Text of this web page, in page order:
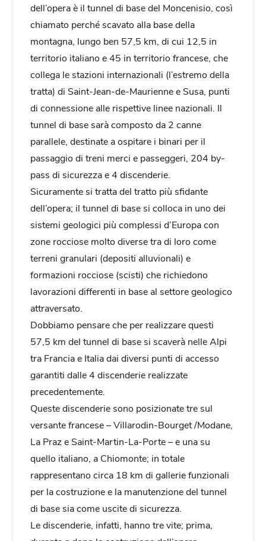
dell’opera è il tunnel di base del Moncenisio, così
chiamato perché scavato alla base della
montagna, lungo ben 57,5 km, di cui 12,5 in
territorio italiano e 45 in territorio francese, che
collega le stazioni internazionali (l’estremo della
tratta) di Saint-Jean-de-Maurienne e Susa, punti
di connessione alle rispettive linee nazionali. Il
tunnel di base sarà composto da 2 canne
parallele, destinate a ospitare i binari per il
passaggio di treni merci e passeggeri, 204 by-
pass di sicurezza e 4 discenderie.
Sicuramente si tratta del tratto più sfidante
dell’opera; il tunnel di base si colloca in uno dei
sistemi geologici più complessi d’Europa con
zone rocciose molto diverse tra di loro come
terreni granulari (depositi alluvionali) e
formazioni rocciose (scisti) che richiedono
lavorazioni differenti in base al settore geologico
attraversato.
Dobbiamo pensare che per realizzare questi
57,5 km del tunnel di base si scaverà nelle Alpi
tra Francia e Italia dai diversi punti di accesso
garantiti dalle 4 discenderie realizzate
precedentemente.
Queste discenderie sono posizionate tre sul
versante francese – Villarodin-Bourget /Modane,
La Praz e Saint-Martin-La-Porte – e una su
quello italiano, a Chiomonte; in totale
rappresentano circa 18 km di gallerie funzionali
per la costruzione e la manutenzione del tunnel
di base sia come uscite di sicurezza.
Le discenderie, infatti, hanno tre vite; prima,